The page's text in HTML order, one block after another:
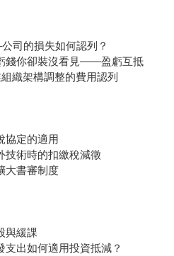
的損失如何認列？
錢你卻裝沒看見——盈虧互抵
架構調整的費用認列
定的適用
術時的扣繳稅減徵
書審制度
緩課
出如何適用投資抵減？